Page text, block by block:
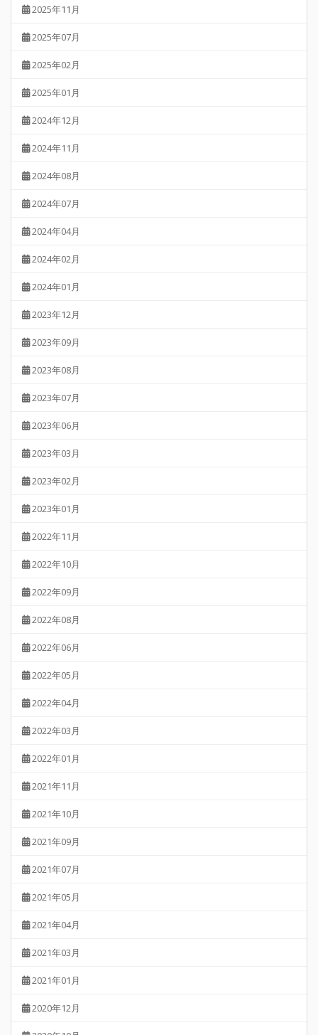
2025年11月
2025年07月
2025年02月
2025年01月
2024年12月
2024年11月
2024年08月
2024年07月
2024年04月
2024年02月
2024年01月
2023年12月
2023年09月
2023年08月
2023年07月
2023年06月
2023年03月
2023年02月
2023年01月
2022年11月
2022年10月
2022年09月
2022年08月
2022年06月
2022年05月
2022年04月
2022年03月
2022年01月
2021年11月
2021年10月
2021年09月
2021年07月
2021年05月
2021年04月
2021年03月
2021年01月
2020年12月